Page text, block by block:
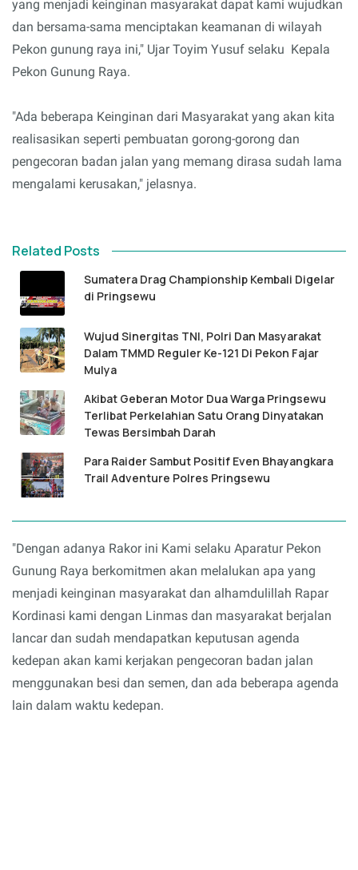
yang menjadi keinginan masyarakat dapat kami wujudkan
dan bersama-sama menciptakan keamanan di wilayah
Pekon gunung raya ini," Ujar Toyim Yusuf selaku Kepala
Pekon Gunung Raya.
"Ada beberapa Keinginan dari Masyarakat yang akan kita
realisasikan seperti pembuatan gorong-gorong dan
pengecoran badan jalan yang memang dirasa sudah lama
mengalami kerusakan," jelasnya.
Related Posts
Sumatera Drag Championship Kembali Digelar
di Pringsewu
Wujud Sinergitas TNI, Polri Dan Masyarakat
Dalam TMMD Reguler Ke-121 Di Pekon Fajar
Mulya
Akibat Geberan Motor Dua Warga Pringsewu
Terlibat Perkelahian Satu Orang Dinyatakan
Tewas Bersimbah Darah
Para Raider Sambut Positif Even Bhayangkara
Trail Adventure Polres Pringsewu
"Dengan adanya Rakor ini Kami selaku Aparatur Pekon
Gunung Raya berkomitmen akan melalukan apa yang
menjadi keinginan masyarakat dan alhamdulillah Rapar
Kordinasi kami dengan Linmas dan masyarakat berjalan
lancar dan sudah mendapatkan keputusan agenda
kedepan akan kami kerjakan pengecoran badan jalan
menggunakan besi dan semen, dan ada beberapa agenda
lain dalam waktu kedepan.